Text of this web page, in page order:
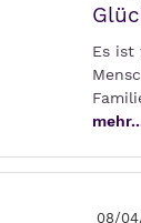
Es ist
08/